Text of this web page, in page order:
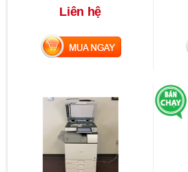
Liên hệ
MUA NGAY